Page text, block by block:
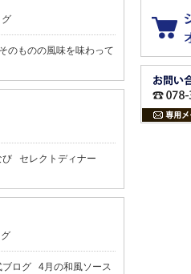
のものの風味を味わって
び セレクトディナー
ブログ 4月の和風ソース